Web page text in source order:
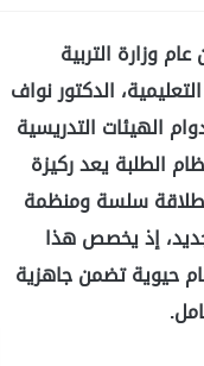
وزارة التربية
الدكتور نواف
الهيئات التدريسية
الطلبة يعد ركيزة
سلسة ومنظمة
إذ يخصص هذا
حيوية تضمن جاهزية